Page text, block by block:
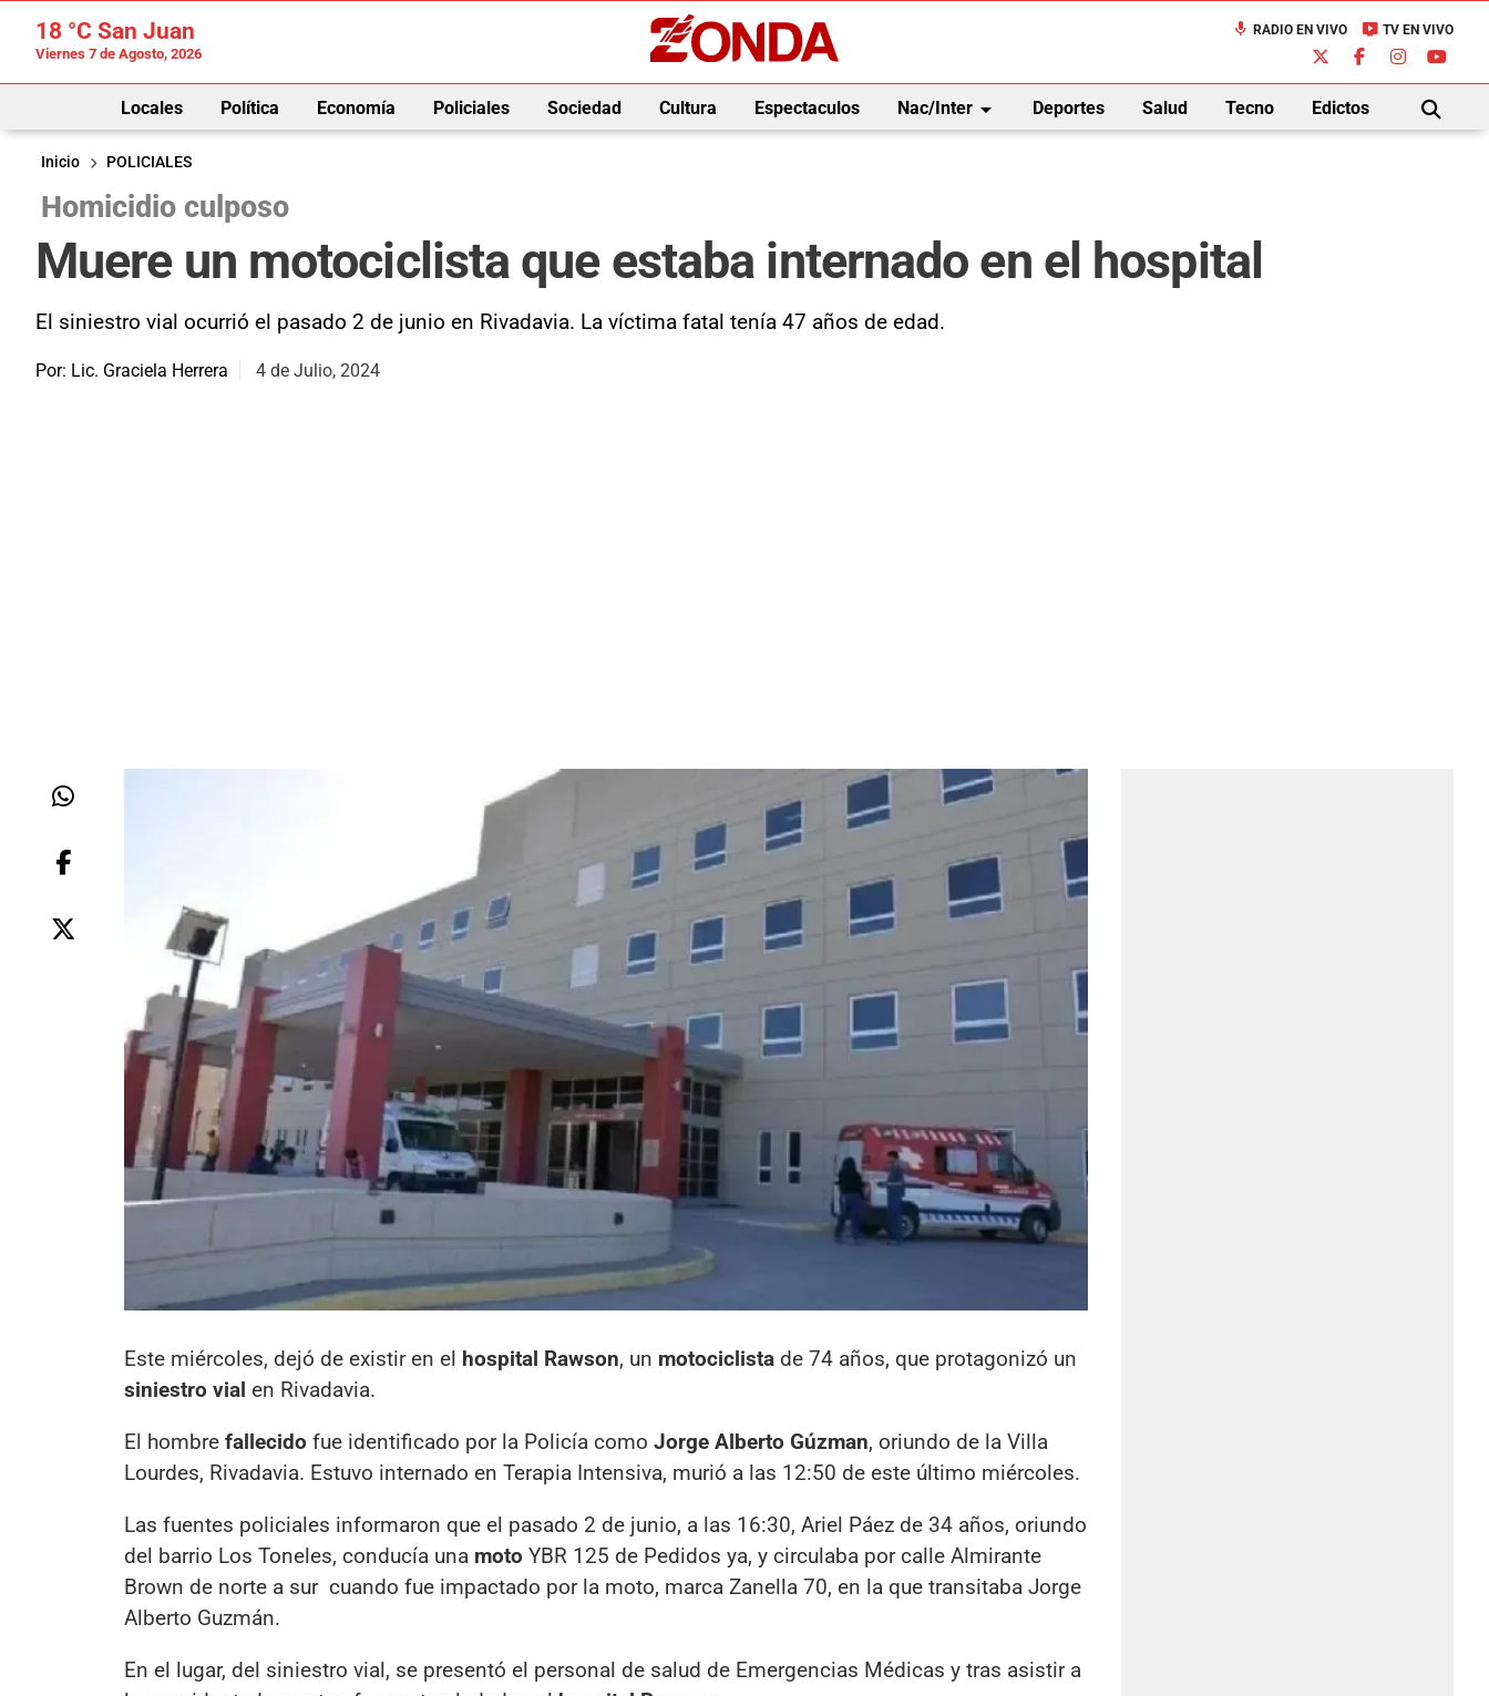
18 °C San Juan
Viernes 7 de Agosto, 2026
mic RADIO EN VIVO live_tv TV EN VIVO
Locales Política Economía Policiales Sociedad Cultura Espectaculos Nac/Interarrow_drop_down Deportes Salud Tecno Edictos
BUSCAR
Inicio
POLICIALES
Homicidio culposo
Muere un motociclista que estaba internado en el hospital
El siniestro vial ocurrió el pasado 2 de junio en Rivadavia. La víctima fatal tenía 47 años de edad.
Por: Lic. Graciela Herrera 4 de Julio, 2024
Este miércoles, dejó de existir en el hospital Rawson, un motociclista de 74 años, que protagonizó un
siniestro vial en Rivadavia.
El hombre fallecido fue identificado por la Policía como Jorge Alberto Gúzman, oriundo de la Villa
Lourdes, Rivadavia. Estuvo internado en Terapia Intensiva, murió a las 12:50 de este último miércoles.
Las fuentes policiales informaron que el pasado 2 de junio, a las 16:30, Ariel Páez de 34 años, oriundo
del barrio Los Toneles, conducía una moto YBR 125 de Pedidos ya, y circulaba por calle Almirante
Brown de norte a sur cuando fue impactado por la moto, marca Zanella 70, en la que transitaba Jorge
Alberto Guzmán.
En el lugar, del siniestro vial, se presentó el personal de salud de Emergencias Médicas y tras asistir a